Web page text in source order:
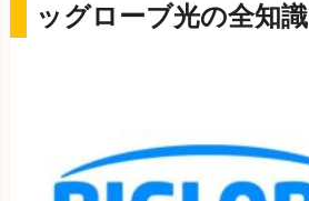
ッグローブ光の全知識